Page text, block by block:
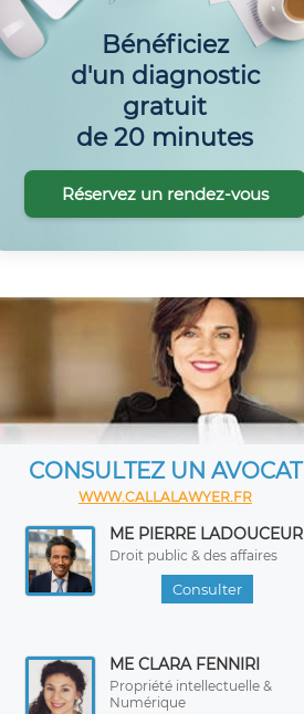
Bénéficiez
d'un diagnostic
gratuit
de 20 minutes
Réservez un rendez-vous
CONSULTEZ UN AVOCAT
WWW.CALLALAWYER.FR
ME PIERRE LADOUCEUR
Droit public & des affaires
Consulter
ME CLARA FENNIRI
Propriété intellectuelle &
Numérique